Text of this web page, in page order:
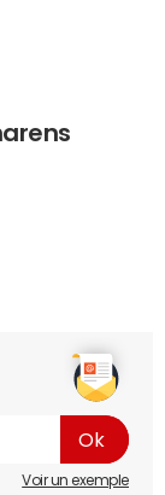
Voir un exemple